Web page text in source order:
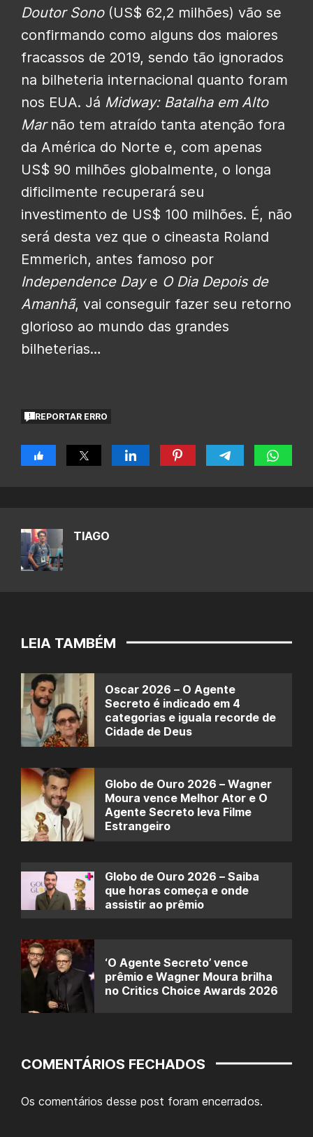
Doutor Sono(US$ 62,2 milhões) vão se
confirmando como alguns dos maiores
fracassos de 2019, sendo tão ignorados
na bilheteria internacional quanto foram
nos EUA. Já Midway: Batalha em Alto
Marnão tem atraído tanta atenção fora
da América do Norte e, com apenas
US$ 90 milhões globalmente, o longa
dificilmente recuperará seu
investimento de US$ 100 milhões. É, não
será desta vez que o cineasta Roland
Emmerich, antes famoso por
Independence Daye O Dia Depois de
Amanhã, vai conseguir fazer seu retorno
glorioso ao mundo das grandes
bilheterias…
REPORTAR ERRO
TIAGO
LEIA TAMBÉM
Oscar 2026 – O Agente
Secreto é indicado em 4
categorias e iguala recorde de
Cidade de Deus
Globo de Ouro 2026 – Wagner
Moura vence Melhor Ator e O
Agente Secreto leva Filme
Estrangeiro
Globo de Ouro 2026 – Saiba
que horas começa e onde
assistir ao prêmio
‘O Agente Secreto’ vence
prêmio e Wagner Moura brilha
no Critics Choice Awards 2026
COMENTÁRIOS FECHADOS
Os comentários desse post foram encerrados.